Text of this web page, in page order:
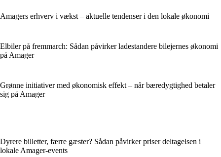
Amagers erhverv i vækst – aktuelle tendenser i den lokale økonomi
Elbiler på fremmarch: Sådan påvirker ladestandere bilejernes økonomi
på Amager
Grønne initiativer med økonomisk effekt – når bæredygtighed betaler
sig på Amager
Dyrere billetter, færre gæster? Sådan påvirker priser deltagelsen i
lokale Amager-events